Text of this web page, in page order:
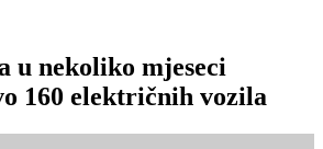
u nekoliko mjeseci
160 električnih vozila